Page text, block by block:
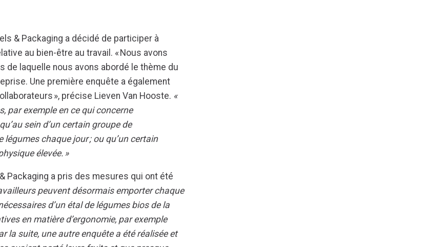
& Packaging a décidé de participer à
au bien-être au travail. « Nous avons
de laquelle nous avons abordé le thème du
Une première enquête a également
», précise Lieven Van Hooste. «
par exemple en ce qui concerne
sein d’un certain groupe de
chaque jour ; ou qu’un certain
élevée. »
Packaging a pris des mesures qui ont été
peuvent désormais emporter chaque
d’un étal de légumes bios de la
en matière d’ergonomie, par exemple
la suite, une autre enquête a été réalisée et